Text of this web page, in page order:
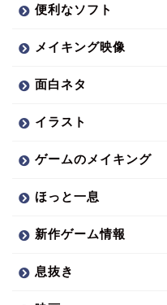
便利なソフト
メイキング映像
面白ネタ
イラスト
ゲームのメイキング
ほっと一息
新作ゲーム情報
息抜き